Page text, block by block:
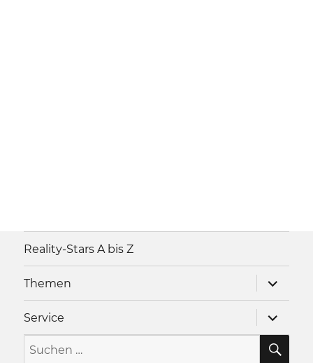
Reality-Stars A bis Z
Themen
anzeigen
Service
anzeigen
Suche